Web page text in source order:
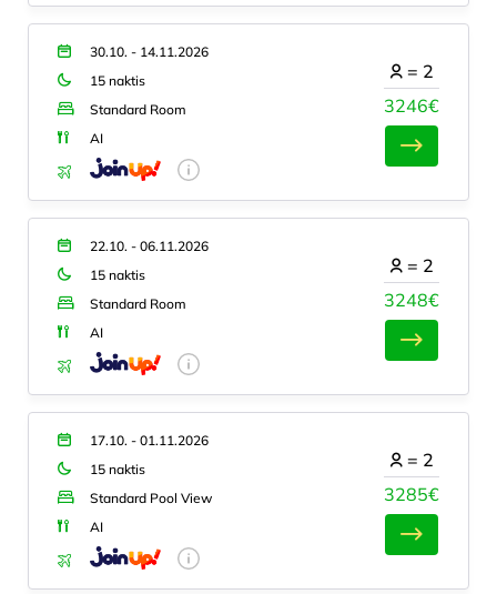
30.10. - 14.11.2026
15 naktis
Standard Room
AI
3246€
= 2
22.10. - 06.11.2026
15 naktis
Standard Room
AI
3248€
= 2
17.10. - 01.11.2026
15 naktis
Standard Pool View
AI
3285€
= 2